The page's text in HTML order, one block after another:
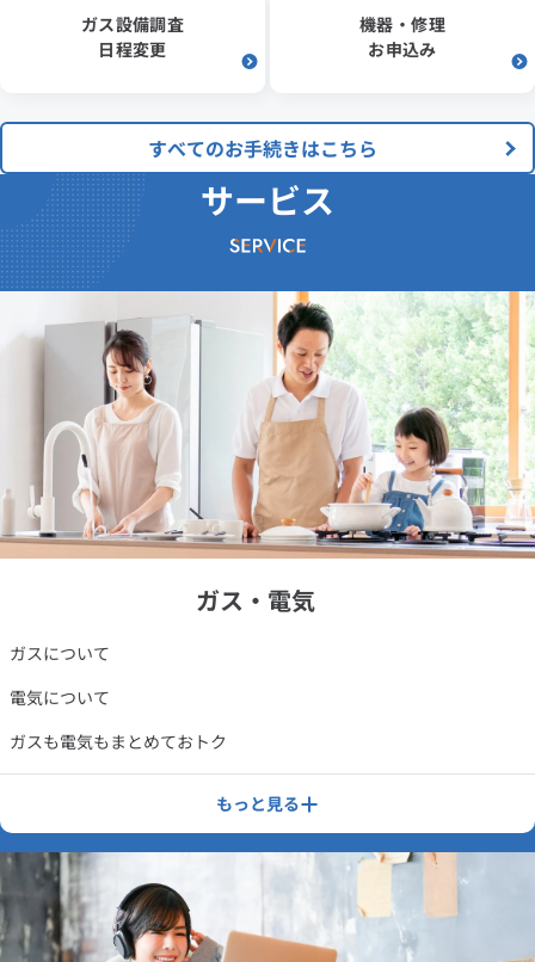
ガス設備調査
日程変更
機器・修理
お申込み
すべてのお手続きはこちら
サービス
ガス・電気
ガスについて
電気について
ガスも電気もまとめておトク
電気料金プラン
料金シミュレーション
もっと見る